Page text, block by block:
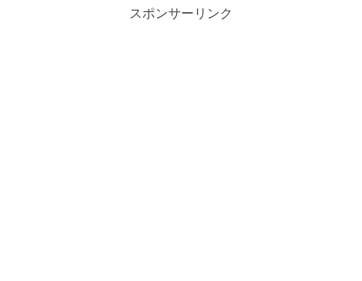
スポンサーリンク